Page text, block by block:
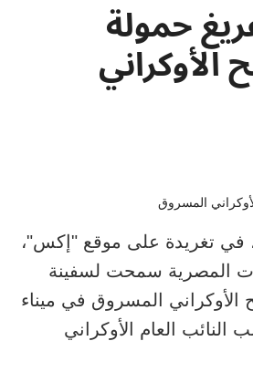
حمولة
في تغريدة على موقع "إكس"،
المصرية سمحت لسفينة
طن من القمح الأوكراني المسروق في ميناء
العام الأوكراني